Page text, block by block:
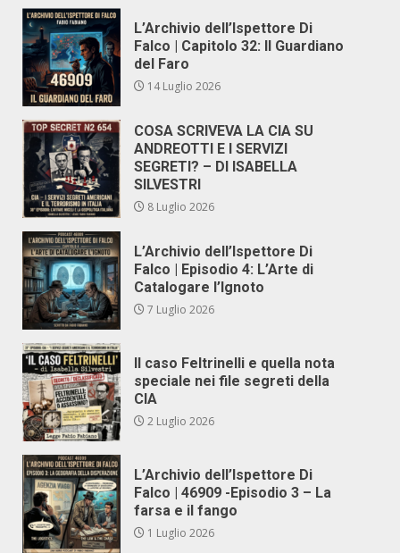
L’Archivio dell’Ispettore Di
Falco | Capitolo 32: Il Guardiano
del Faro
14 Luglio 2026
COSA SCRIVEVA LA CIA SU
ANDREOTTI E I SERVIZI
SEGRETI? – DI ISABELLA
SILVESTRI
8 Luglio 2026
L’Archivio dell’Ispettore Di
Falco | Episodio 4: L’Arte di
Catalogare l’Ignoto
7 Luglio 2026
Il caso Feltrinelli e quella nota
speciale nei file segreti della
CIA
2 Luglio 2026
L’Archivio dell’Ispettore Di
Falco | 46909 -Episodio 3 – La
farsa e il fango
1 Luglio 2026